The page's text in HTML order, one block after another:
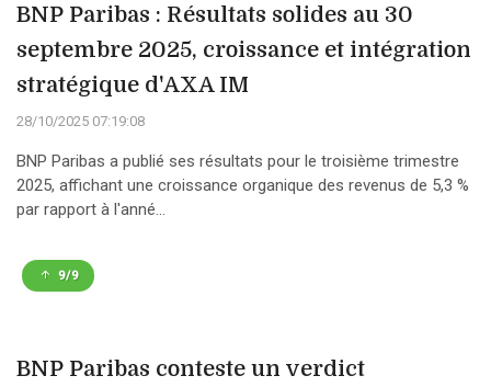
BNP Paribas : Résultats solides au 30
septembre 2025, croissance et intégration
stratégique d'AXA IM
28/10/2025 07:19:08
BNP Paribas a publié ses résultats pour le troisième trimestre
2025, affichant une croissance organique des revenus de 5,3 %
par rapport à l'anné...
9/9
BNP Paribas conteste un verdict